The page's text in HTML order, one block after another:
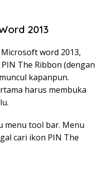
2013
word 2013,
The Ribbon (dengan
kapanpun.
harus membuka
menu tool bar. Menu
cari ikon PIN The